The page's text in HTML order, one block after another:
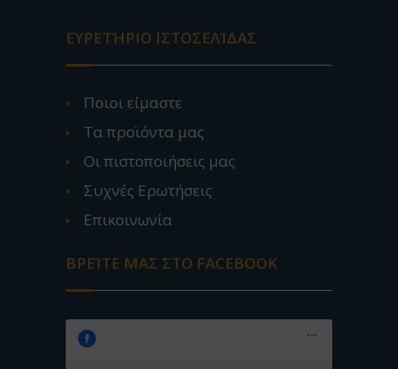
ΕΥΡΕΤΉΡΙΟ ΙΣΤΟΣΕΛΊΔΑΣ
Ποιοι είμαστε
Τα προϊόντα μας
Οι πιστοποιήσεις μας
Συχνές Ερωτήσεις
Επικοινωνία
ΒΡΕΊΤΕ ΜΑΣ ΣΤΟ FACEBOOK